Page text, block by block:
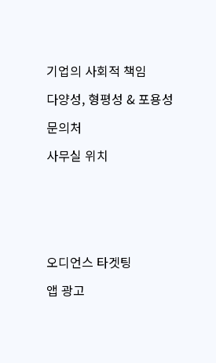
기업의 사회적 책임
다양성, 형평성 & 포용성
문의처
사무실 위치
오디언스 타겟팅
앱 광고